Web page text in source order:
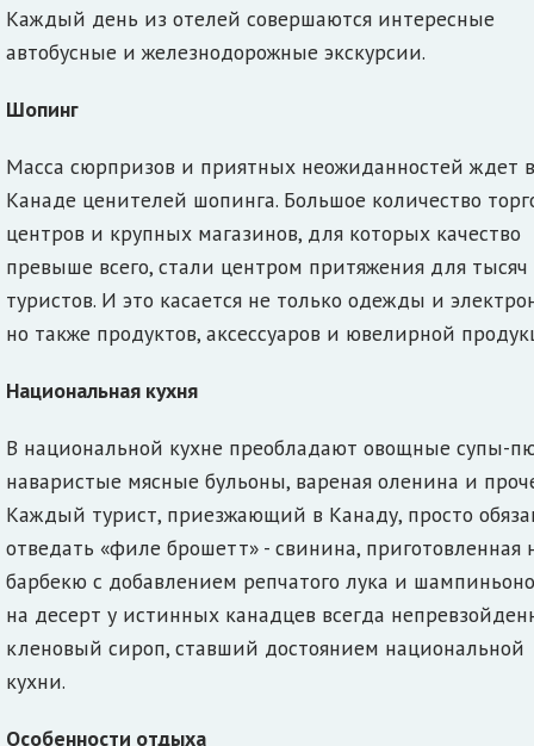
Каждый день из отелей совершаются интересные
автобусные и железнодорожные экскурсии.
Шопинг
Масса сюрпризов и приятных неожиданностей ждет в
Канаде ценителей шопинга. Большое количество
центров и крупных магазинов, для которых качество
превыше всего, стали центром притяжения для тысяч
туристов. И это касается не только одежды и
но также продуктов, аксессуаров и ювелирной
Национальная кухня
В национальной кухне преобладают овощные супы-
наваристые мясные бульоны, вареная оленина и
Каждый турист, приезжающий в Канаду, просто
отведать «филе брошетт» - свинина, приготовленная
барбекю с добавлением репчатого лука и
на десерт у истинных канадцев всегда
кленовый сироп, ставший достоянием национальной
кухни.
Особенности отдыха